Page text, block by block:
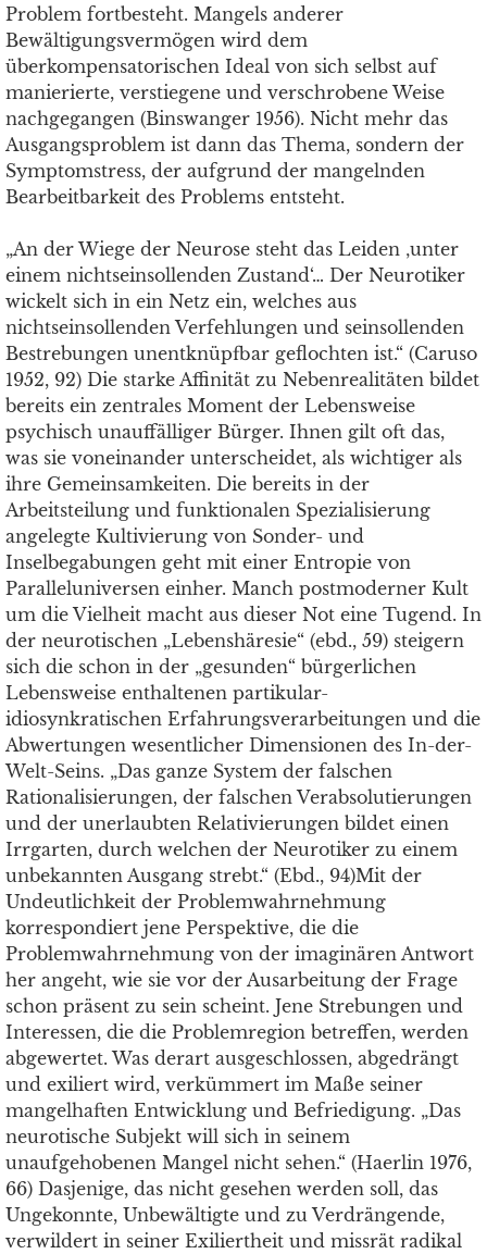
Problem fortbesteht. Mangels anderer
Bewältigungsvermögen wird dem
überkompensatorischen Ideal von sich selbst auf
manierierte, verstiegene und verschrobene Weise
nachgegangen (Binswanger 1956). Nicht mehr das
Ausgangsproblem ist dann das Thema, sondern der
Symptomstress, der aufgrund der mangelnden
Bearbeitbarkeit des Problems entsteht.
„An der Wiege der Neurose steht das Leiden ‚unter
einem nichtseinsollenden Zustand‘… Der Neurotiker
wickelt sich in ein Netz ein, welches aus
nichtseinsollenden Verfehlungen und seinsollenden
Bestrebungen unentknüpfbar geflochten ist.“ (Caruso
1952, 92) Die starke Affinität zu Nebenrealitäten bildet
bereits ein zentrales Moment der Lebensweise
psychisch unauffälliger Bürger. Ihnen gilt oft das,
was sie voneinander unterscheidet, als wichtiger als
ihre Gemeinsamkeiten. Die bereits in der
Arbeitsteilung und funktionalen Spezialisierung
angelegte Kultivierung von Sonder- und
Inselbegabungen geht mit einer Entropie von
Paralleluniversen einher. Manch postmoderner Kult
um die Vielheit macht aus dieser Not eine Tugend. In
der neurotischen „Lebenshäresie“ (ebd., 59) steigern
sich die schon in der „gesunden“ bürgerlichen
Lebensweise enthaltenen partikular-
idiosynkratischen Erfahrungsverarbeitungen und die
Abwertungen wesentlicher Dimensionen des In-der-
Welt-Seins. „Das ganze System der falschen
Rationalisierungen, der falschen Verabsolutierungen
und der unerlaubten Relativierungen bildet einen
Irrgarten, durch welchen der Neurotiker zu einem
unbekannten Ausgang strebt.“ (Ebd., 94)Mit der
Undeutlichkeit der Problemwahrnehmung
korrespondiert jene Perspektive, die die
Problemwahrnehmung von der imaginären Antwort
her angeht, wie sie vor der Ausarbeitung der Frage
schon präsent zu sein scheint. Jene Strebungen und
Interessen, die die Problemregion betreffen, werden
abgewertet. Was derart ausgeschlossen, abgedrängt
und exiliert wird, verkümmert im Maße seiner
mangelhaften Entwicklung und Befriedigung. „Das
neurotische Subjekt will sich in seinem
unaufgehobenen Mangel nicht sehen.“ (Haerlin 1976,
66) Dasjenige, das nicht gesehen werden soll, das
Ungekonnte, Unbewältigte und zu Verdrängende,
verwildert in seiner Exiliertheit und missrät radikal